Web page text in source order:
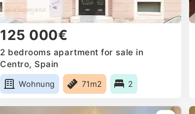
125 000€
2 bedrooms apartment for sale in
Centro, Spain
Wohnung
71m2 2